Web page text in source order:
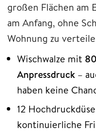
großen Flächen am
am Anfang, ohne
Wohnung zu
Wischwalze mit
Anpressdruck –
haben keine
12
kontinuierliche